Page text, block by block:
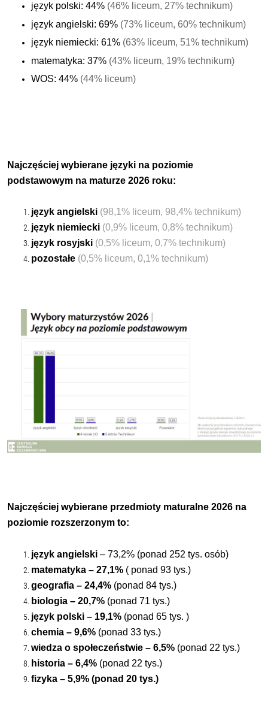
język polski: 44% (46% liceum, 27% technikum)
język angielski: 69% (73% liceum, 60% technikum)
język niemiecki: 61% (63% liceum, 51% technikum)
matematyka: 37% (43% liceum, 19% technikum)
WOS: 44% (44% liceum)
Najczęściej wybierane języki na poziomie
podstawowym na maturze 2026 roku:
język angielski (98,1% liceum, 98,4% technikum)
język niemiecki (0,9% liceum, 0,8% technikum)
język rosyjski (0,5% liceum, 0,7% technikum)
pozostałe (0,5% liceum, 0,1% technikum)
Najczęściej wybierane przedmioty maturalne 2026 na
poziomie rozszerzonym to:
język angielski – 73,2% (ponad 252 tys. osób)
matematyka – 27,1% ( ponad 93 tys.)
geografia – 24,4% (ponad 84 tys.)
biologia – 20,7% (ponad 71 tys.)
język polski – 19,1% (ponad 65 tys. )
chemia – 9,6% (ponad 33 tys.)
wiedza o społeczeństwie – 6,5% (ponad 22 tys.)
historia – 6,4% (ponad 22 tys.)
fizyka – 5,9% (ponad 20 tys.)